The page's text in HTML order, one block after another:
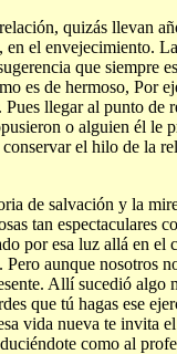
quizás llevan
el envejecimiento.
que siempre
es de hermoso, Por
llegar al punto de
o alguien él le
el hilo de la
de salvación y la
tan espectaculares
por esa luz allá en el
aunque nosotros
Allí sucedió algo
que tú hagas ese
vida nueva te invita
como al